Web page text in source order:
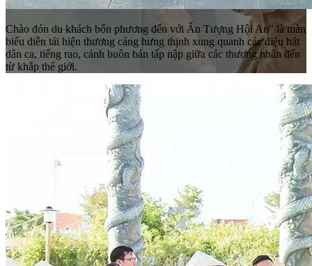
Chào đón du khách bốn phương đến với Ấn Tượng Hội An" là màn
biểu diễn tái hiện thương cảng hưng thịnh xung quanh các điệu hát
dân ca, tiếng rao, cảnh buôn bán tấp nập giữa các thương nhân đến
từ khắp thế giới.